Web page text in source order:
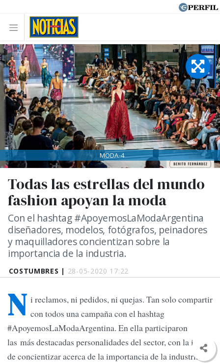
COSTUMBRES | 28-05-2020 17:22
Todas las estrellas del mundo
fashion apoyan la moda
Con el hashtag #ApoyemosLaModaArgentina
diseñadores, modelos, fotógrafos, peinadores
y maquilladores concientizan sobre la
importancia de la industria.
MODA-4
N i reclamos, ni pedidos, ni quejas. Tan solo compartir
con todos una campaña con el hashtag
#ApoyemosLaModaArgentina. En ella participaron
las más destacadas personalidades del sector, con la idea
de concientizar acerca de la importancia de la industria en